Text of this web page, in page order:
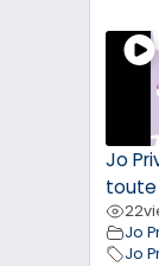
Jo
toute
22
Jo
Jo